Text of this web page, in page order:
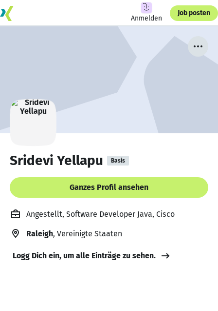
Anmelden
Job posten
Sridevi Yellapu Basis
Ganzes Profil ansehen
Angestellt, Software Developer Java, Cisco
Raleigh, Vereinigte Staaten
Logg Dich ein, um alle Einträge zu sehen.